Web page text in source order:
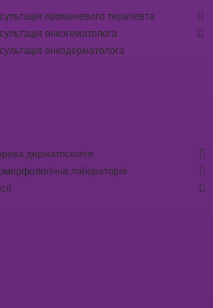
променевого терапевта
онкогематолога
онкодерматолога
дерматоскопія
лабораторія